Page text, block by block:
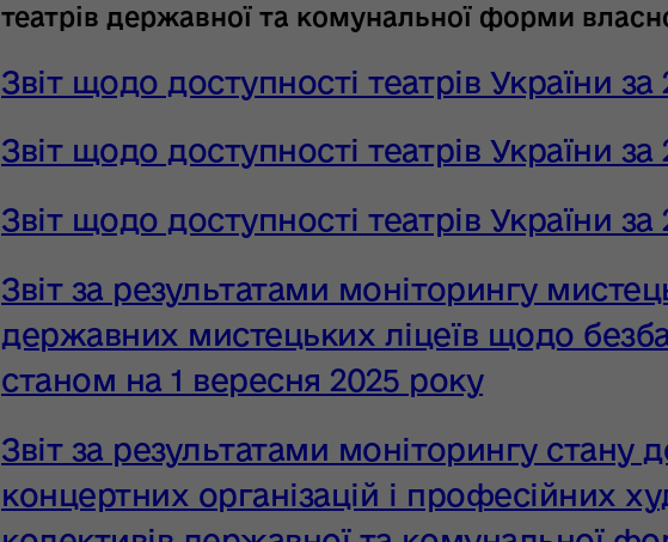
театрів державної та комунальної форми
Звіт щодо доступності театрів України за
Звіт щодо доступності театрів України за
Звіт щодо доступності театрів України за
Звіт за результатами моніторингу
державних мистецьких ліцеїв щодо
станом на 1 вересня 2025 року
Звіт за результатами моніторингу стану
концертних організацій і професійних